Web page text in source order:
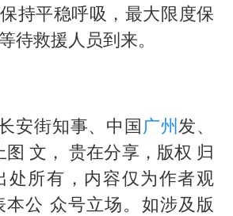
持平稳呼吸，最大限度保
待救援人员到来。
安街知事、中国广州发、
文， 贵在分享，版权 归
处所有，内容仅为作者观
本公 众号立场。如涉及版